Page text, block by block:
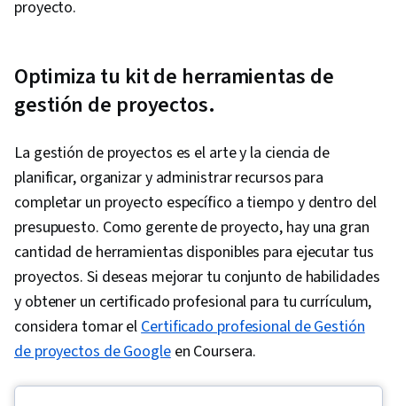
proyecto.
Optimiza tu kit de herramientas de
gestión de proyectos.
La gestión de proyectos es el arte y la ciencia de
planificar, organizar y administrar recursos para
completar un proyecto específico a tiempo y dentro del
presupuesto. Como gerente de proyecto, hay una gran
cantidad de herramientas disponibles para ejecutar tus
proyectos. Si deseas mejorar tu conjunto de habilidades
y obtener un certificado profesional para tu currículum,
considera tomar elCertificado profesional de Gestión
de proyectos de Googleen Coursera.